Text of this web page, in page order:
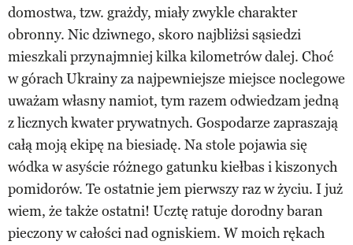
domostwa, tzw. grażdy, miały zwykle charakter
obronny. Nic dziwnego, skoro najbliżsi sąsiedzi
mieszkali przynajmniej kilka kilometrów dalej. Choć
w górach Ukrainy za najpewniejsze miejsce noclegowe
uważam własny namiot, tym razem odwiedzam jedną
z licznych kwater prywatnych. Gospodarze zapraszają
całą moją ekipę na biesiadę. Na stole pojawia się
wódka w asyście różnego gatunku kiełbas i kiszonych
pomidorów. Te ostatnie jem pierwszy raz w życiu. I już
wiem, że także ostatni! Ucztę ratuje dorodny baran
pieczony w całości nad ogniskiem. W moich rękach